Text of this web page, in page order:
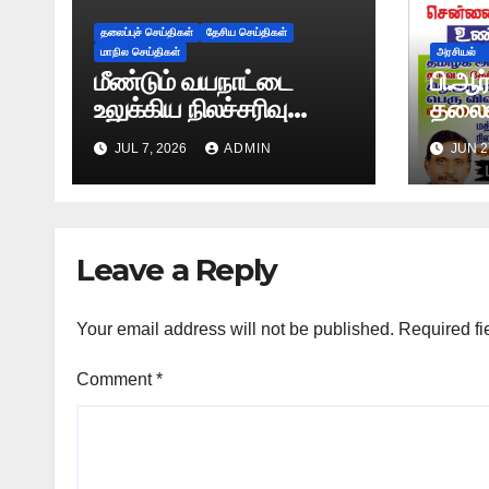
தலைப்புச் செய்திகள்
தேசிய செய்திகள்
மாநில செய்திகள்
மீண்டும் வயநாட்டை
உலுக்கிய நிலச்சரிவு
-அதிர்ச்சியூட்டும்
காட்சிகள்!
JUL 7, 2026 ADMIN
அரசியல்
JUN
Leave a Reply
Your email address will not be published. Required
Comment*